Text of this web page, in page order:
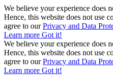
We believe your experience does
Hence, this website does not use
agree to ourPrivacy and Data
Learn more Got it!
We believe your experience does
Hence, this website does not use
agree to ourPrivacy and Data
Learn more Got it!